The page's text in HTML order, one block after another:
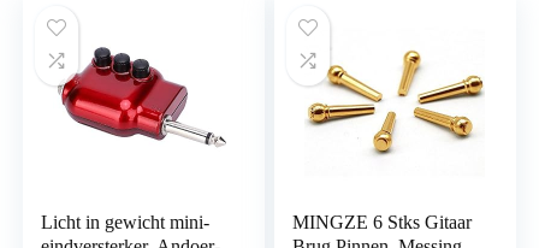
Licht in gewicht mini-
MINGZE 6 Stks Gitaar